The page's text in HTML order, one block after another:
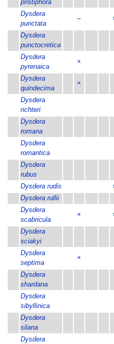
pristiphora
Dysdera
punctata
–
Dysdera
punctocretica
Dysdera
pyrenaica
×
Dysdera
quindecima
×
Dysdera
richteri
Dysdera
romana
Dysdera
romantica
Dysdera
rubus
Dysdera rudis
Dysdera rullii
Dysdera
scabricula
×
Dysdera
sciakyi
Dysdera
septima
×
Dysdera
shardana
Dysdera
sibyllinica
Dysdera
silana
Dysdera